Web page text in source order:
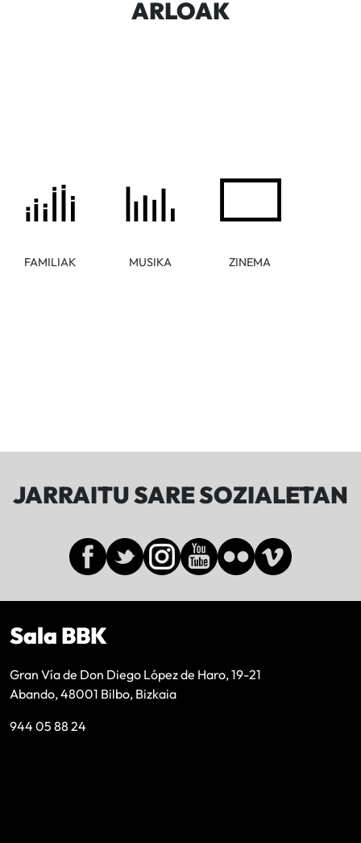
ARLOAK
FAMILIAK MUSIKA ZINEMA
JARRAITU SARE SOZIALETAN
Sala BBK
Gran Vía de Don Diego López de Haro, 19-21
Abando, 48001 Bilbo, Bizkaia
944 05 88 24